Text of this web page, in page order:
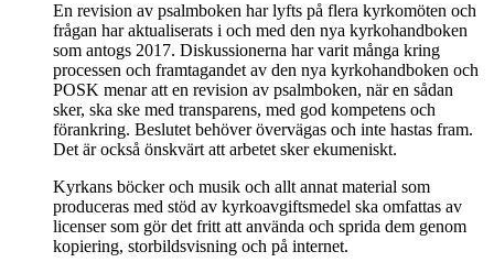
En revision av psalmboken har lyfts på flera kyrkomöten och
frågan har aktualiserats i och med den nya kyrkohandboken
som antogs 2017. Diskussionerna har varit många kring
processen och framtagandet av den nya kyrkohandboken och
POSK menar att en revision av psalmboken, när en sådan
sker, ska ske med transparens, med god kompetens och
förankring. Beslutet behöver övervägas och inte hastas fram.
Det är också önskvärt att arbetet sker ekumeniskt.
Kyrkans böcker och musik och allt annat material som
produceras med stöd av kyrkoavgiftsmedel ska omfattas av
licenser som gör det fritt att använda och sprida dem genom
kopiering, storbildsvisning och på internet.